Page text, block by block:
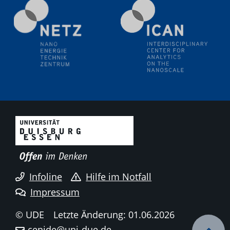
Electrochemical Tip-enhanced Raman spectroscopy---
methodology and its application for studying solid-
liquid interfaces
09.09.2025
Colloquium IMPR SusMet
technologies
09.09.2025
Colloquium IMPR SusMet
It's all about transitions - dealing sustainably and
reliably with critical metal oxides in simulations and
technologies
09.09.2025
Colloquium IMPR SusMet
It's all about transitions - dealing sustainably and
Infoline
Hilfe im Notfall
Impressum
© UDE
Letzte Änderung: 01.06.2026